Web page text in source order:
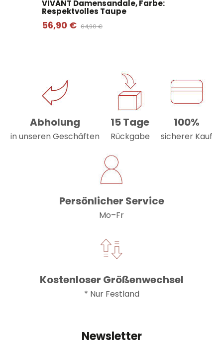
VIVANT Damensandale, Farbe:
Respektvolles Taupe
56,90 € 64,90 €
Abholung
in unseren Geschäften
15 Tage
Rückgabe
100%
sicherer Kauf
Persönlicher Service
Mo–Fr
Kostenloser Größenwechsel
* Nur Festland
Newsletter